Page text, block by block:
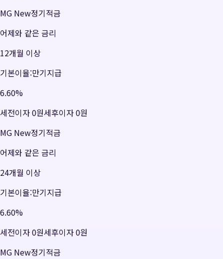
MG New정기적금
어제와 같은 금리
12개월 이상
기본이율:만기지급
6.60%
세전이자0원세후이자0원
MG New정기적금
어제와 같은 금리
24개월 이상
기본이율:만기지급
6.60%
세전이자0원세후이자0원
MG New정기적금